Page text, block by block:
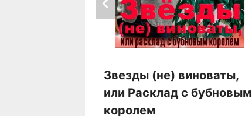
Звезды (не) виноваты,
или Расклад с бубновым
королем